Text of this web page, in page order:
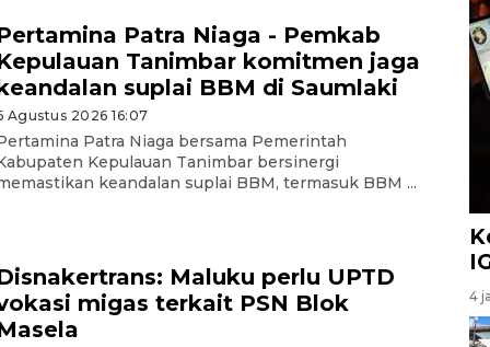
Patra Niaga - Pemkab
Tanimbar komitmen jaga
suplai BBM di Saumlaki
Agustus 2026 16:07
Patra Niaga bersama Pemerintah
Kepulauan Tanimbar bersinergi
keandalan suplai BBM, termasuk BBM ...
Maluku perlu UPTD
migas terkait PSN Blok
4